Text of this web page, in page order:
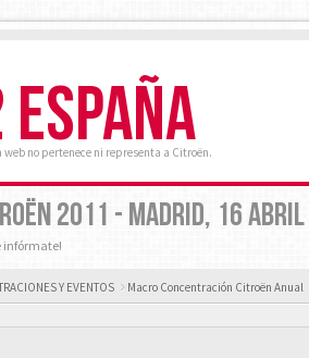
no pertenece ni representa a Citroën.
2011 - MADRID, 16
infórmate!
Y EVENTOS Macro Concentración Citroën Anual